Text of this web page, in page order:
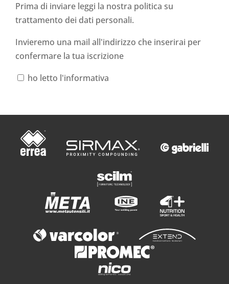
Prima di inviare leggi la nostra politica su
trattamento dei dati personali.
Invieremo una mail all'indirizzo che inserirai per
confermare la tua iscrizione
ho letto l'informativa